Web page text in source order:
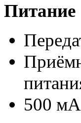
Питание
500